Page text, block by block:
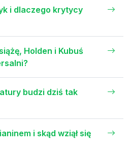
i dlaczego krytycy
Holden i Kubuś
budzi dziś tak
i skąd wziął się